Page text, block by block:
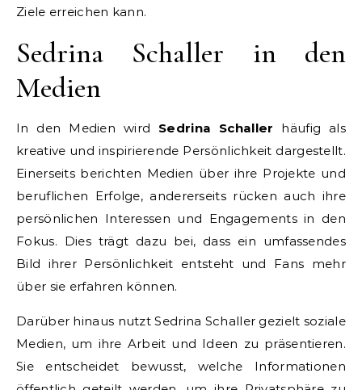
Ziele erreichen kann.
Sedrina Schaller in den
Medien
In den Medien wird Sedrina Schaller häufig als
kreative und inspirierende Persönlichkeit dargestellt.
Einerseits berichten Medien über ihre Projekte und
beruflichen Erfolge, andererseits rücken auch ihre
persönlichen Interessen und Engagements in den
Fokus. Dies trägt dazu bei, dass ein umfassendes
Bild ihrer Persönlichkeit entsteht und Fans mehr
über sie erfahren können.
Darüber hinaus nutzt Sedrina Schaller gezielt soziale
Medien, um ihre Arbeit und Ideen zu präsentieren.
Sie entscheidet bewusst, welche Informationen